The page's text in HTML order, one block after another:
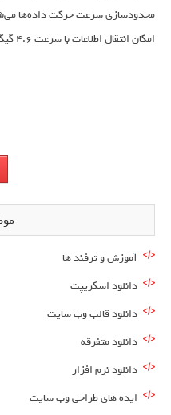
محدودسازی سرعت حرکت داده‌ها
امکان انتقال اطلاعات با سرعت ۴.۶ گیگابیت بر ثانیه را فراهم کنند.
آموزش و ترفند ها
دانلود اسکریپت
دانلود قالب وب سایت
دانلود متفرقه
دانلود نرم افزار
ایده های طراحی وب سایت